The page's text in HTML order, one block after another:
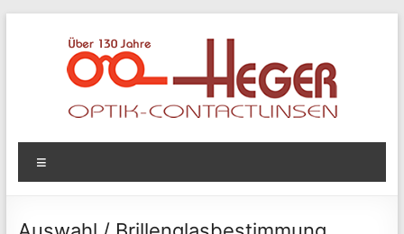
Optik
Heger